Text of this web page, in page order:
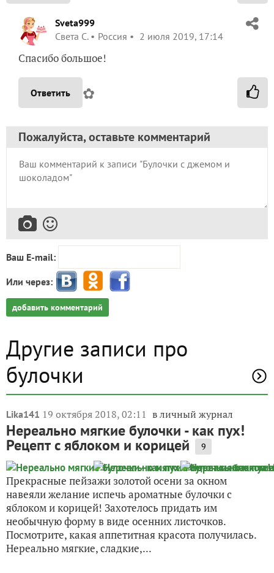
Sveta999
Света С.
Россия 2 июля 2019, 17:14
Спасибо большое!
Ответить ✿
Пожалуйста, оставьте комментарий
Ваш E-mail:
Или через:
добавить комментарий
Другие записи про
булочки
Lika141 19 октября 2018, 02:11 в личный журнал
Нереально мягкие булочки - как пух!
Рецепт с яблоком и корицей 9
Прекрасные пейзажи золотой осени за окном
навеяли желание испечь ароматные булочки с
яблоком и корицей! Захотелось придать им
необычную форму в виде осенних листочков.
Посмотрите, какая аппетитная красота получилась.
Нереально мягкие, сладкие,...